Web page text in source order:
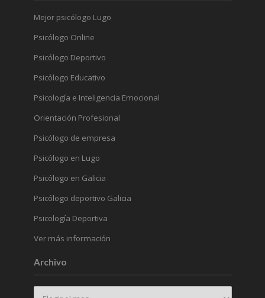
Mejor psicólogo Lugo
Psicólogo Online
Psicólogo Deportivo
Psicólogo Educativo
Psicología e Inteligencia Emocional
Orientación Profesional
Psicólogo de empresa
Psicólogo en Lugo
Psicólogo en Galicia
Psicólogo deportivo Galicia
Psicología Deportiva
Ver más información
Archivo
Archivo